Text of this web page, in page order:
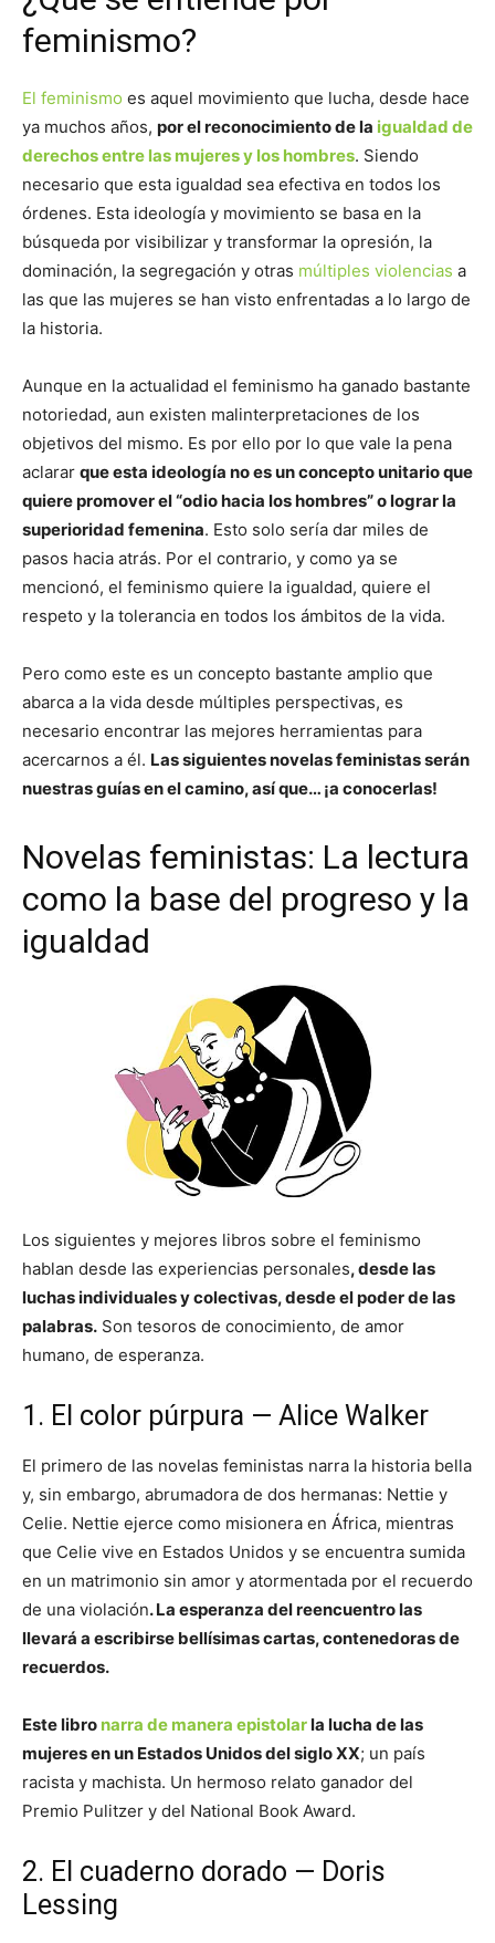
feminismo?
El feminismo es aquel movimiento que lucha, desde hace
ya muchos años, por el reconocimiento de la igualdad de
derechos entre las mujeres y los hombres. Siendo
necesario que esta igualdad sea efectiva en todos los
órdenes. Esta ideología y movimiento se basa en la
búsqueda por visibilizar y transformar la opresión, la
dominación, la segregación y otras múltiples violencias a
las que las mujeres se han visto enfrentadas a lo largo de
la historia.
Aunque en la actualidad el feminismo ha ganado bastante
notoriedad, aun existen malinterpretaciones de los
objetivos del mismo. Es por ello por lo que vale la pena
aclarar que esta ideología no es un concepto unitario que
quiere promover el “odio hacia los hombres” o lograr la
superioridad femenina. Esto solo sería dar miles de
pasos hacia atrás. Por el contrario, y como ya se
mencionó, el feminismo quiere la igualdad, quiere el
respeto y la tolerancia en todos los ámbitos de la vida.
Pero como este es un concepto bastante amplio que
abarca a la vida desde múltiples perspectivas, es
necesario encontrar las mejores herramientas para
acercarnos a él. Las siguientes novelas feministas serán
nuestras guías en el camino, así que… ¡a conocerlas!
Novelas feministas: La lectura
como la base del progreso y la
igualdad
Los siguientes y mejores libros sobre el feminismo
hablan desde las experiencias personales, desde las
luchas individuales y colectivas, desde el poder de las
palabras. Son tesoros de conocimiento, de amor
humano, de esperanza.
1. El color púrpura — Alice Walker
El primero de las novelas feministas narra la historia bella
y, sin embargo, abrumadora de dos hermanas: Nettie y
Celie. Nettie ejerce como misionera en África, mientras
que Celie vive en Estados Unidos y se encuentra sumida
en un matrimonio sin amor y atormentada por el recuerdo
de una violación. La esperanza del reencuentro las
llevará a escribirse bellísimas cartas, contenedoras de
recuerdos.
Este libro narra de manera epistolarla lucha de las
mujeres en un Estados Unidos del siglo XX; un país
racista y machista. Un hermoso relato ganador del
Premio Pulitzer y del National Book Award.
2. El cuaderno dorado — Doris
Lessing